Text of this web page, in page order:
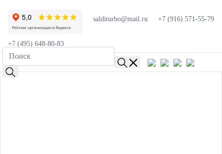
salditurbo@mail.ru +7 (916) 571-55-79
+7 (495) 648-80-83